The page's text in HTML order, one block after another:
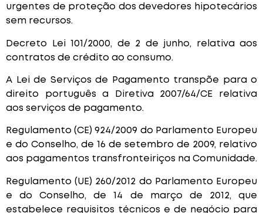
urgentes de proteção dos devedores hipotecários
sem recursos.
Decreto Lei 101/2000, de 2 de junho, relativa aos
contratos de crédito ao consumo.
A Lei de Serviços de Pagamento transpõe para o
direito português a Diretiva 2007/64/CE relativa
aos serviços de pagamento.
Regulamento (CE) 924/2009 do Parlamento Europeu
e do Conselho, de 16 de setembro de 2009, relativo
aos pagamentos transfronteiriços na Comunidade.
Regulamento (UE) 260/2012 do Parlamento Europeu
e do Conselho, de 14 de março de 2012, que
estabelece requisitos técnicos e de negócio para